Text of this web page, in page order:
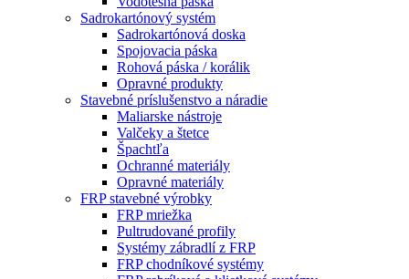
Sadrokartónový systém
Sadrokartónová doska
Spojovacia páska
Rohová páska / korálik
Opravné produkty
Stavebné príslušenstvo a náradie
Maliarske nástroje
Valčeky a štetce
Špachtľa
Ochranné materiály
Opravné materiály
FRP stavebné výrobky
FRP mriežka
Pultrudované profily
Systémy zábradlí z FRP
FRP chodníkové systémy